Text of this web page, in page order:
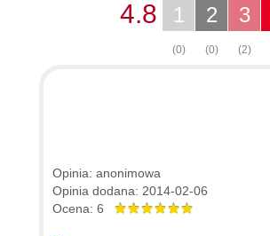
3
(2)
2
(0)
1
(0)
4.8
Opinia: anonimowa
Opinia dodana: 2014-02-06
Ocena: 6